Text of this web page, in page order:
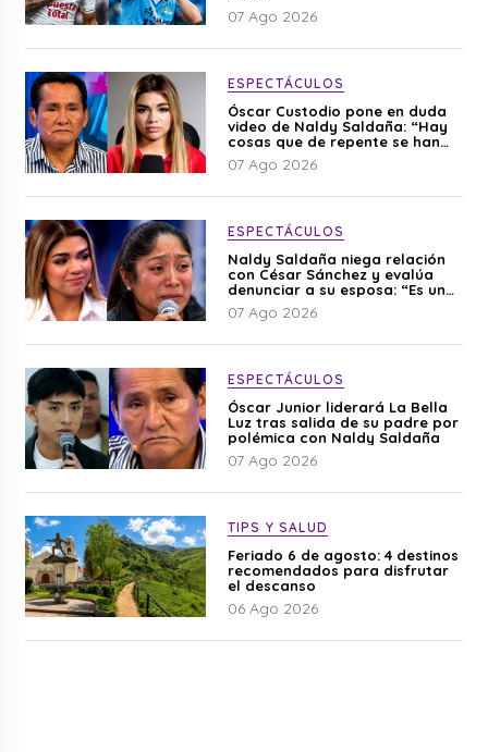
07 Ago 2026
ESPECTÁCULOS
Óscar Custodio pone en duda
video de Naldy Saldaña: “Hay
cosas que de repente se han
editado”
07 Ago 2026
ESPECTÁCULOS
Naldy Saldaña niega relación
con César Sánchez y evalúa
denunciar a su esposa: “Es una
difamación”
07 Ago 2026
ESPECTÁCULOS
Óscar Junior liderará La Bella
Luz tras salida de su padre por
polémica con Naldy Saldaña
07 Ago 2026
TIPS Y SALUD
Feriado 6 de agosto: 4 destinos
recomendados para disfrutar
el descanso
06 Ago 2026